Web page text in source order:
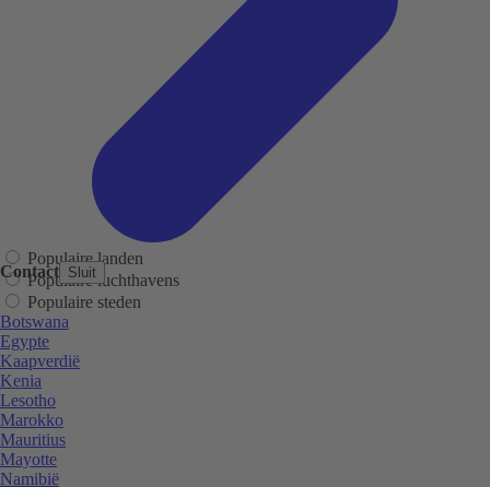
Contact Sluit
Populaire landen
Populaire luchthavens
Populaire steden
Botswana
Egypte
Kaapverdië
Kenia
Lesotho
Marokko
Mauritius
Mayotte
Namibië